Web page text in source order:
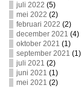
juli 2022 (5)
mei 2022 (2)
februari 2022 (2)
december 2021 (4)
oktober 2021 (1)
september 2021 (1)
juli 2021 (2)
juni 2021 (1)
mei 2021 (2)